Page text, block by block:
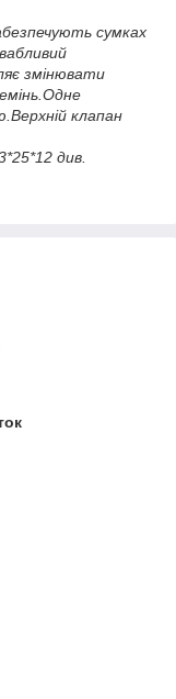
сумках
змінювати
клапан
див.